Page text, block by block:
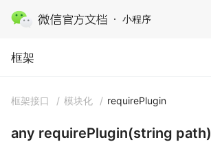
小程序
框架
框架
框架接口 / 模块化 / requirePlugin
any requirePlugin(string path)